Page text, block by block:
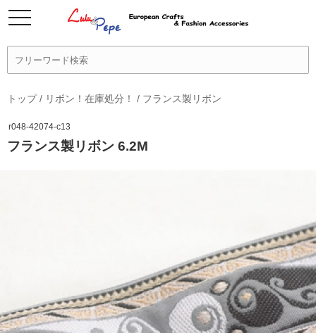
トップ/ リボン！在庫処分！ / フランス製リボン
r048-42074-c13
フランス製リボン 6.2M